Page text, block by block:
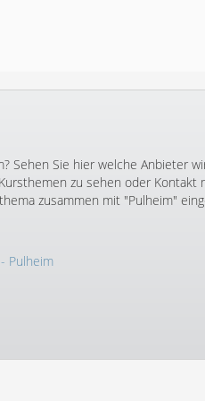
Sehen Sie hier welche Anbieter
zu sehen oder Kontakt
zusammen mit "Pulheim"
- Pulheim